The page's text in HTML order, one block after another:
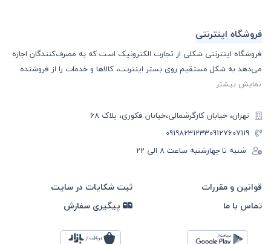
فروشگاه اینترنتی
فروشگاه اینترنتی شکلی از تجارت الکترونیک است که به مصرف‌کنندگان اجازه
می‌دهد به شکل مستقیم روی بستر اینترنت، کالا‌ها و خدمات را از فروشنده
نمایش بیشتر
تهران، خیابان کارگرشمالی،خیابان فکوری، پلاک 68
09127607119
09198231233
شنبه تا چهارشنبه ساعت ۸ الی 22
قوانین و مقررات
ثبت شکایات در سایت
تماس با ما
پیگیری سفارش